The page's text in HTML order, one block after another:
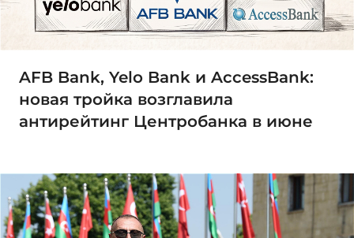
AFB Bank, Yelo Bank и AccessBank:
новая тройка возглавила
антирейтинг Центробанка в июне